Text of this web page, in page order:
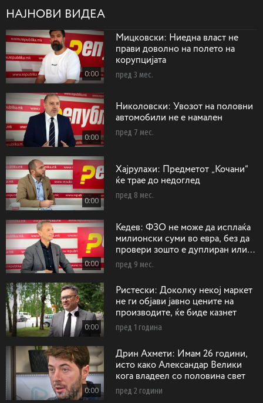
НАЈНОВИ ВИДЕА
0:00
Мицковски: Ниедна власт не
прави доволно на полето на
корупцијата
пред 3 мес.
0:00
Николовски: Увозот на половни
автомобили не е намален
пред 7 мес.
0:00
Хајрулахи: Предметот „Кочани“
ќе трае до недоглед
пред 8 мес.
0:00
Кедев: ФЗО не може да исплаќа
милионски суми во евра, без да
провери зошто е дуплиран или
триплиран бројот на операции на
срце
пред 9 мес.
0:00
Ристески: Доколку некој маркет
не ги објави јавно цените на
производите, ќе биде казнет
пред 1 година
0:00
Дрин Ахмети: Имам 26 години,
исто како Александар Велики
кога владеел со половина свет
пред 2 години